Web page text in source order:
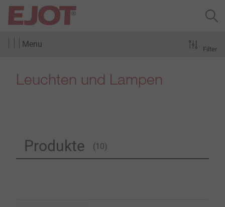
Menu
Leuchten und Lampen
Produkte (10)
Filter